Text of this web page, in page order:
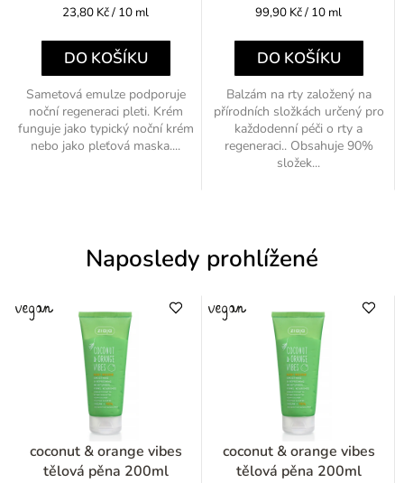
Měrná
23,80 Kč / 10 ml
DO KOŠÍKU
Sametová emulze podporuje
noční regeneraci pleti. Krém
funguje jako typický noční krém
nebo jako pleťová maska....
Měrná
99,90 Kč / 10 ml
DO KOŠÍKU
Balzám na rty založený na
přírodních složkách určený pro
každodenní péči o rty a
regeneraci.. Obsahuje 90%
složek...
Naposledy prohlížené
coconut & orange vibes
tělová pěna 200ml
coconut & orange vibes
tělová pěna 200ml